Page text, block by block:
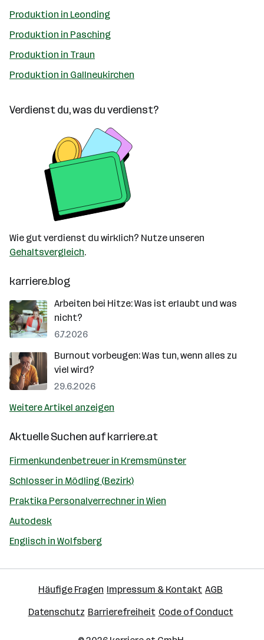
Produktion in Leonding
Produktion in Pasching
Produktion in Traun
Produktion in Gallneukirchen
Verdienst du, was du verdienst?
Wie gut verdienst du wirklich? Nutze unseren
Gehaltsvergleich.
karriere.blog
Arbeiten bei Hitze: Was ist erlaubt und was
nicht?
6.7.2026
Burnout vorbeugen: Was tun, wenn alles zu
viel wird?
29.6.2026
Weitere Artikel anzeigen
Aktuelle Suchen aufkarriere.at
Firmenkundenbetreuer in Kremsmünster
Schlosser in Mödling (Bezirk)
Praktika Personalverrechner in Wien
Autodesk
Englisch in Wolfsberg
Häufige Fragen Impressum & Kontakt AGB
Datenschutz Barrierefreiheit Code of Conduct